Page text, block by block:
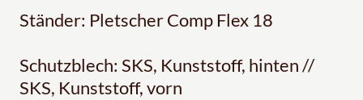
Ständer: Pletscher Comp Flex 18
Schutzblech: SKS, Kunststoff, hinten //
SKS, Kunststoff, vorn